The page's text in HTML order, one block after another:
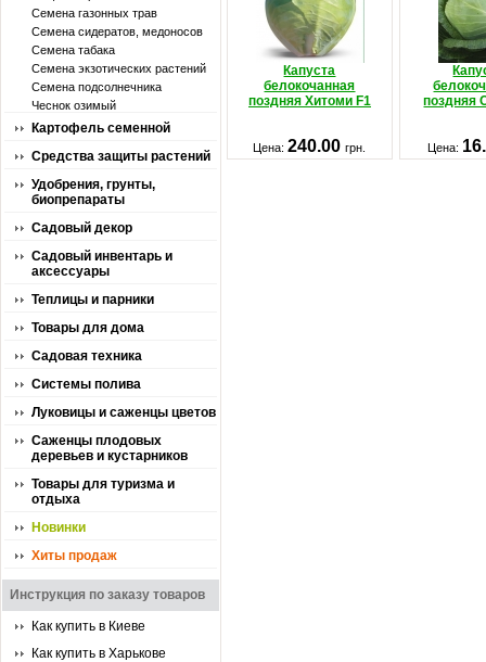
Семена газонных трав
Семена сидератов, медоносов
Семена табака
Семена экзотических растений
Семена подсолнечника
Чеснок озимый
Картофель семенной
Средства защиты растений
Удобрения, грунты,
биопрепараты
Садовый декор
Садовый инвентарь и
аксессуары
Теплицы и парники
Товары для дома
Садовая техника
Системы полива
Луковицы и саженцы цветов
Саженцы плодовых
деревьев и кустарников
Товары для туризма и
отдыха
Новинки
Хиты продаж
Инструкция по заказу товаров
Как купить в Киеве
Как купить в Харькове
Капуста
белокочанная
поздняя Хитоми F1
поздняя
Цена:240.00грн. Цена: